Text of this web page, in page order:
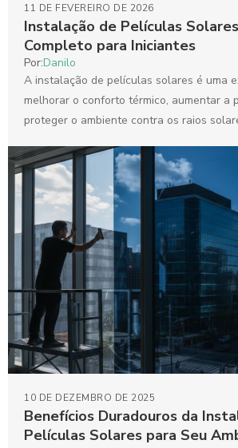
Instalação de Películas
Completo para Iniciantes
11 DE FEVEREIRO DE 2026
Por:Danilo
A instalação de películas solares é uma
melhorar o conforto térmico, aumentar a
proteger o ambiente contra os raios
Benefícios Duradouros da
Películas Solares para Seu
10 DE DEZEMBRO DE 2025